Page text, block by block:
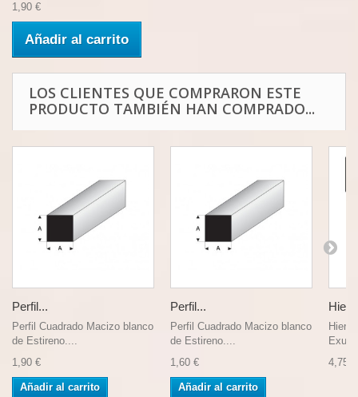
1,90 €
Añadir al carrito
LOS CLIENTES QUE COMPRARON ESTE
PRODUCTO TAMBIÉN HAN COMPRADO...
Perfil...
Perfil Cuadrado Macizo blanco
de Estireno....
1,90 €
Añadir al carrito
Perfil...
Perfil Cuadrado Macizo blanco
de Estireno....
1,60 €
Añadir al carrito
4,75 €